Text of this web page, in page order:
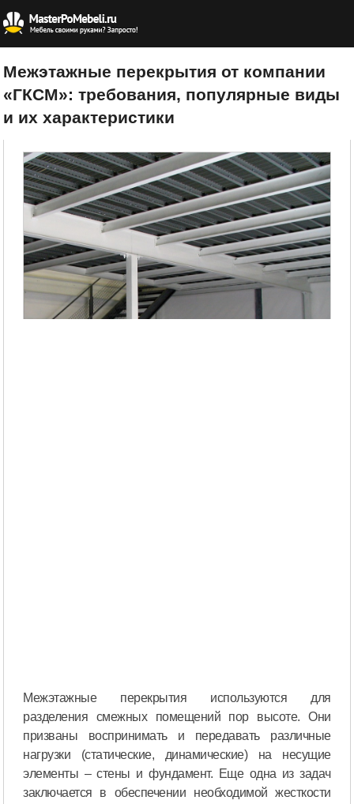
Межэтажные перекрытия от компании
«ГКСМ»: требования, популярные виды
и их характеристики
Межэтажные перекрытия используются для
разделения смежных помещений пор высоте. Они
призваны воспринимать и передавать различные
нагрузки (статические, динамические) на несущие
элементы – стены и фундамент. Еще одна из задач
заключается в обеспечении необходимой жесткости